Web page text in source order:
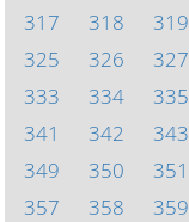
317
318 319
325
326 327
333
334 335
341
342 343
349
350 351
357
358 359